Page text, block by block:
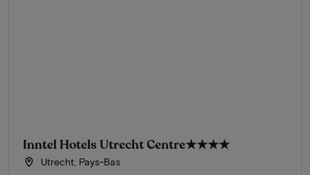
Inntel Hotels Utrecht Centre★★★★
Utrecht, Pays-Bas